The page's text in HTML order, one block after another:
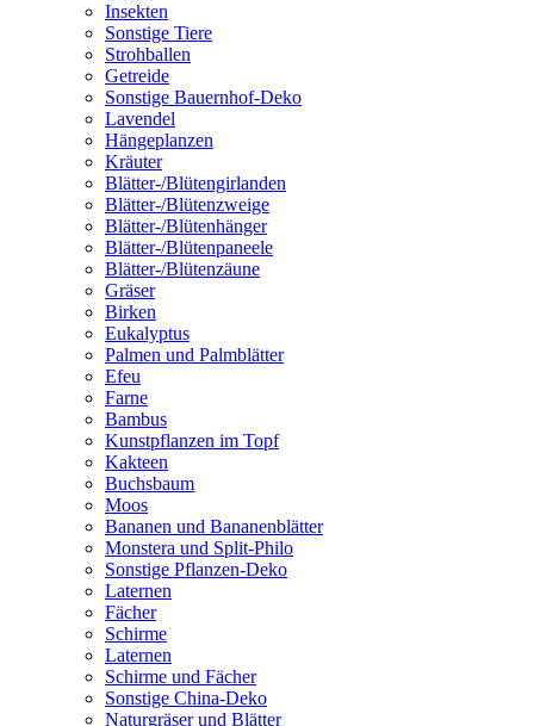
Insekten
Sonstige Tiere
Strohballen
Getreide
Sonstige Bauernhof-Deko
Lavendel
Hängeplanzen
Kräuter
Blätter-/Blütengirlanden
Blätter-/Blütenzweige
Blätter-/Blütenhänger
Blätter-/Blütenpaneele
Blätter-/Blütenzäune
Gräser
Birken
Eukalyptus
Palmen und Palmblätter
Efeu
Farne
Bambus
Kunstpflanzen im Topf
Kakteen
Buchsbaum
Moos
Bananen und Bananenblätter
Monstera und Split-Philo
Sonstige Pflanzen-Deko
Laternen
Fächer
Schirme
Laternen
Schirme und Fächer
Sonstige China-Deko
Naturgräser und Blätter